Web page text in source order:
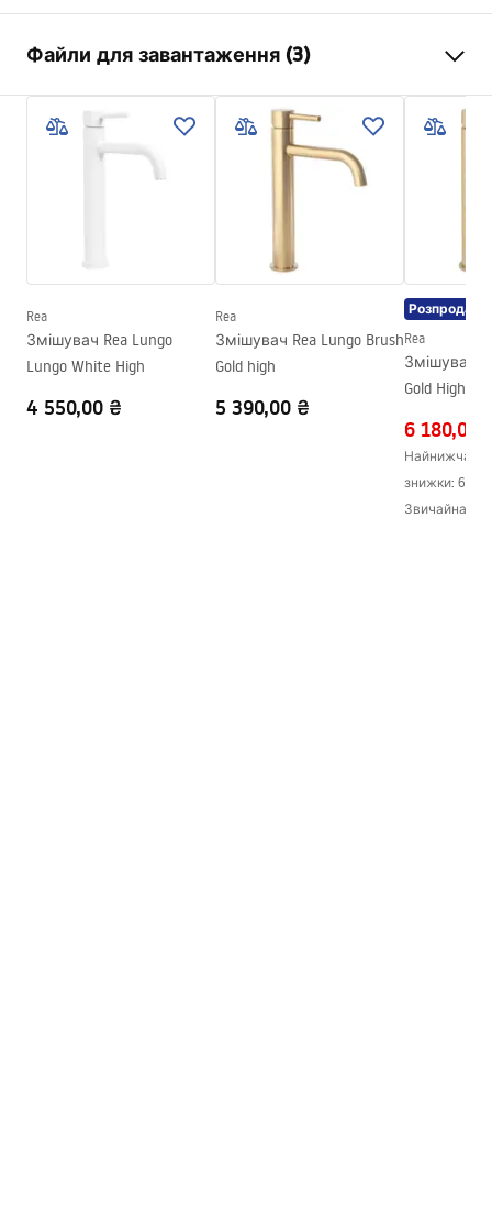
Спосіб монтажу
Стоячий
Колір
хром
Тип виливу
Фіксована
Chrome plating
Діаметр підключення
3/8 дюйма
Гарантія
5 років
Файли для завантаження (3)
Умови гарантії
Warranty_Terms_and_Conditions_Faucets_-_5.pdf
Інформація про безпеку
Safety_Information_Faucets.pdf
Rea
Змішувач Rea Lungo
Lungo White High
4 550,00 ₴
Rea
Змішувач Rea Lungo Brush
Gold high
5 390,00 ₴
Розпродаж
Rea
Змішувач
Gold High
6 180,00
Найнижча
знижки: 6
Звичайна